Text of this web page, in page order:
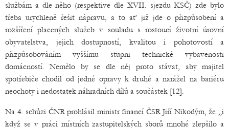
službám a dle něho (respektive dle XVII. sjezdu KSČ) zde bylo
třeba urychleně řešit nápravu, a to ať již jde o přizpůsobení a
rozšíření placených služeb v souladu s rostoucí životní úrovní
obyvatelstva, jejich dostupností, kvalitou i pohotovostí a
přizpůsobováním vyššímu stupni technické vybavenosti
domácností. Nemělo by se dle něj proto stávat, aby majitel
spotřebiče chodil od jedné opravy k druhé a narážel na bariéru
neochoty i nedostatek náhradních dílů a součástek [12].
Na 4. schůzi ČNR prohlásil ministr financí ČSR Jiří Nikodým, že „i
když se v práci místních zastupitelských sborů mnohé zlepšilo a